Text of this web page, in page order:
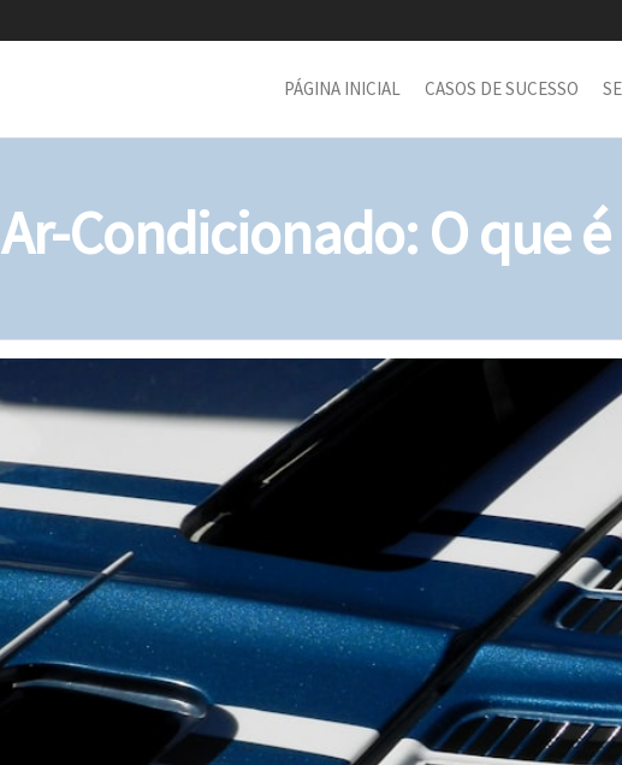
PÁGINA INICIAL CASOS DE SUCESSO
Condicionado: O que